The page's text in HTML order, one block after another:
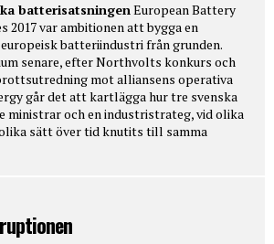
batterisatsningenEuropean Battery
2017 var ambitionen att bygga en
batteriindustri från grunden.
senare, efter Northvolts konkurs och
mot alliansens operativa
går det att kartlägga hur tre svenska
ministrar och en industristrateg, vid olika
sätt över tid knutits till samma